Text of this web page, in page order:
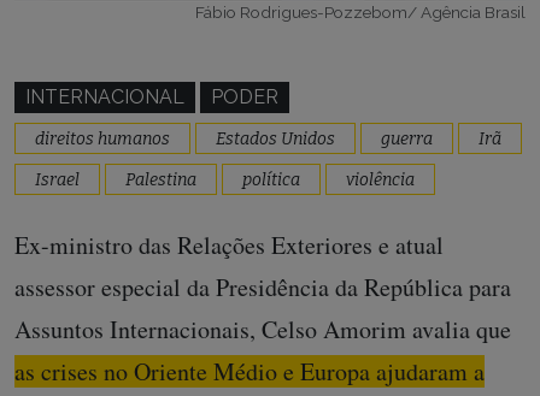
Fábio Rodrigues-Pozzebom/ Agência Brasil
INTERNACIONAL PODER
direitos humanos Estados Unidos guerra
Irã
Israel
Palestina política violência
Ex-ministro das Relações Exteriores e atual
assessor especial da Presidência da República para
Assuntos Internacionais, Celso Amorim avalia que
as crises no Oriente Médio e Europa ajudaram a